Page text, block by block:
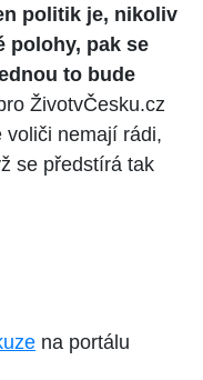
politik je, nikoliv
polohy, pak se
to bude
ŽivotvČesku.cz
voliči nemají rádi,
se předstírá tak
na portálu